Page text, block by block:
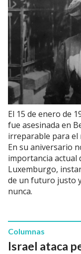
El 15 de enero de
fue asesinada en
irreparable para el
En su aniversario
importancia actual
Luxemburgo,
de un futuro justo
nunca.
Israel ataca
Columnas